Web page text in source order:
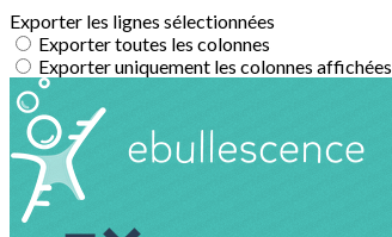
Exporter les lignes sélectionnées
Exporter toutes les colonnes
Exporter uniquement les colonnes affichées